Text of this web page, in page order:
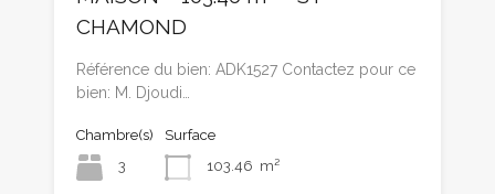
CHAMOND
Référence du bien: ADK1527 Contactez pour ce
bien: M. Djoudi…
Chambre(s)
3
Surface
103.46 m²